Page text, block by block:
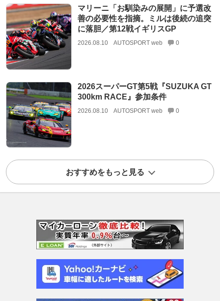
マリーニ「お馴染みの展開」に予選改
善の必要性を指摘。ミルは後続の追突
に落胆／第12戦イギリスGP
2026.08.10 AUTOSPORT web 0
2026スーパーGT第5戦『SUZUKA GT
300km RACE』参加条件
2026.08.10 AUTOSPORT web 0
おすすめをもっと見る